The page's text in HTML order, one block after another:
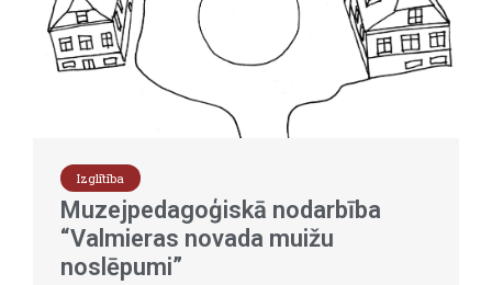
Izglītība
Muzejpedagoģiskā nodarbība
“Valmieras novada muižu
noslēpumi”